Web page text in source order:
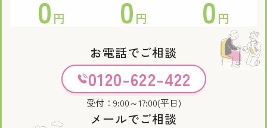
0 円 0 円 0 円
お電話でご相談
0120-622-422
受付：9:00～17:00(平日)
メールでご相談